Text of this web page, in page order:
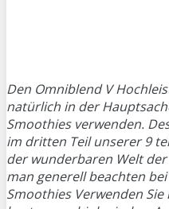
Den Omniblend V
natürlich in der
Smoothies verwenden.
im dritten Teil unserer 9
der wunderbaren Welt
man generell beachten
Smoothies Verwenden